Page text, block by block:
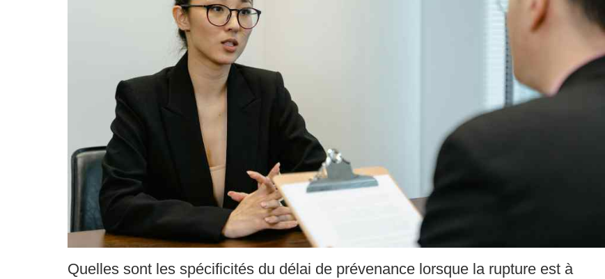
Quelles sont les spécificités du délai de prévenance lorsque la rupture est à